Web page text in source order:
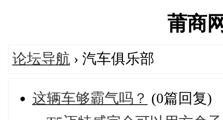
莆商
论坛导航 › 汽车俱乐部
这辆车够霸气吗？ (0篇回复)